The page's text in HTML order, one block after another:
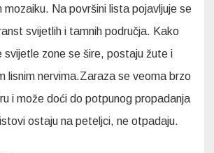
mozaiku. Na površini lista pojavljuje se
svijetlih i tamnih područja. Kako
svijetle zone se šire, postaju žute i
lisnim nervima.Zaraza se veoma brzo
i može doći do potpunog propadanja
ostaju na peteljci, ne otpadaju.